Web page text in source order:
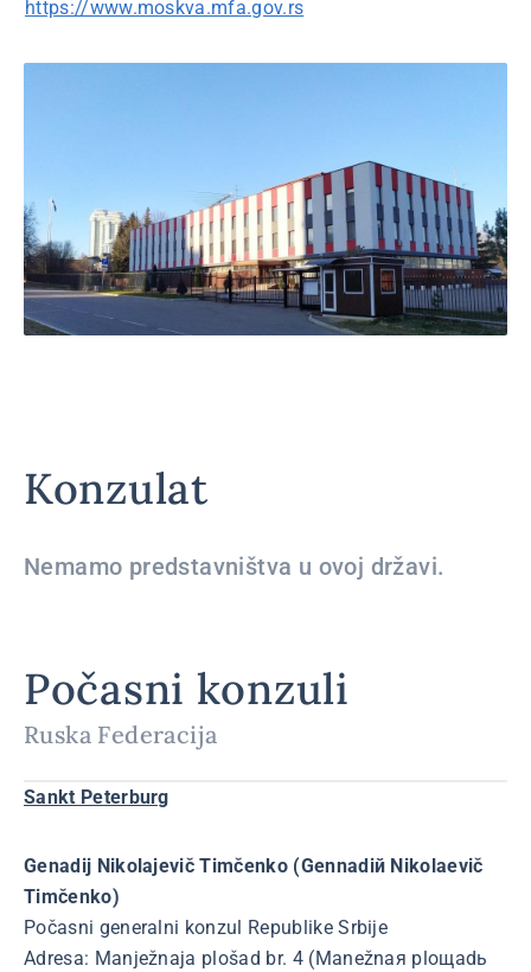
https://www.moskva.mfa.gov.rs
Konzulat
Nemamo predstavništva u ovoj državi.
Počasni konzuli
Ruska Federacija
Sankt Peterburg
Genadij Nikolajevič Timčenko (Gennadiй Nikolaevič
Timčenko)
Počasni generalni konzul Republike Srbije
Adresa: Manježnaja plošad br. 4 (Manežnaя ploщadь